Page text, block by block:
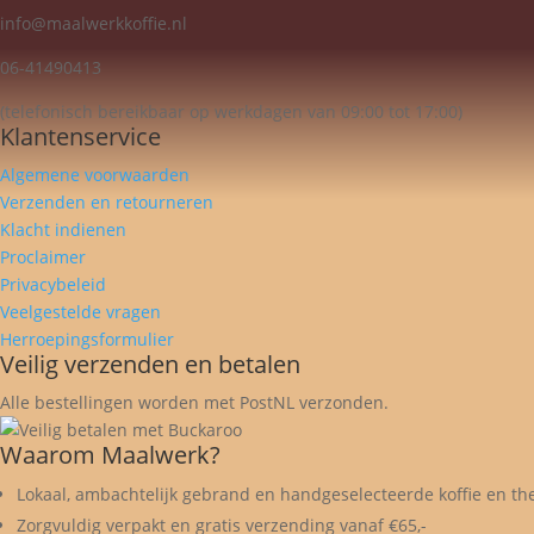
info@maalwerkkoffie.nl
06-41490413
(telefonisch bereikbaar op werkdagen van 09:00 tot 17:00)
Klantenservice
Algemene voorwaarden
Verzenden en retourneren
Klacht indienen
Proclaimer
Privacybeleid
Veelgestelde vragen
Herroepingsformulier
Veilig verzenden en betalen
Alle bestellingen worden met PostNL verzonden.
Waarom Maalwerk?
Lokaal, ambachtelijk gebrand en handgeselecteerde koffie en
Zorgvuldig verpakt en gratis verzending vanaf €65,-